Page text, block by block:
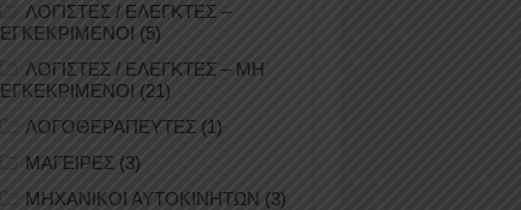
ΛΟΓΙΣΤΕΣ / ΕΛΕΓΚΤΕΣ –
ΕΓΚΕΚΡΙΜΕΝΟΙ (5)
ΛΟΓΙΣΤΕΣ / ΕΛΕΓΚΤΕΣ – ΜΗ
ΕΓΚΕΚΡΙΜΕΝΟΙ (21)
ΛΟΓΟΘΕΡΑΠΕΥΤΕΣ (1)
ΜΑΓΕΙΡΕΣ (3)
ΜΗΧΑΝΙΚΟΙ ΑΥΤΟΚΙΝΗΤΩΝ (3)